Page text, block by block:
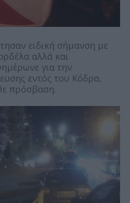
ειδική σήμανση με
αλλά και
για την
εντός του Κόδρα,
πρόσβαση.